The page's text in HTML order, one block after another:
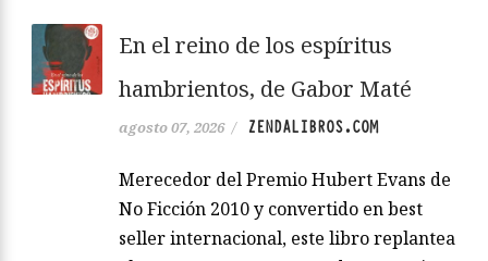
En el reino de los espíritus
hambrientos, de Gabor Maté
agosto 07, 2026 / ZENDALIBROS.COM
Merecedor del Premio Hubert Evans de
No Ficción 2010 y convertido en best
seller internacional, este libro replantea